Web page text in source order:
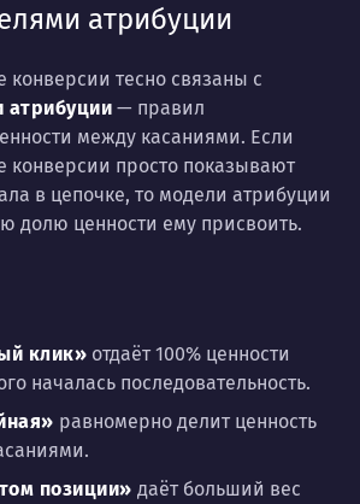
атрибуции
тесно связаны с
атрибуции — правил
между касаниями. Если
конверсии просто показывают
в цепочке, то модели атрибуции
долю ценности ему присвоить.
клик» отдаёт 100% ценности
началась последовательность.
равномерно делит ценность
позиции» даёт больший вес